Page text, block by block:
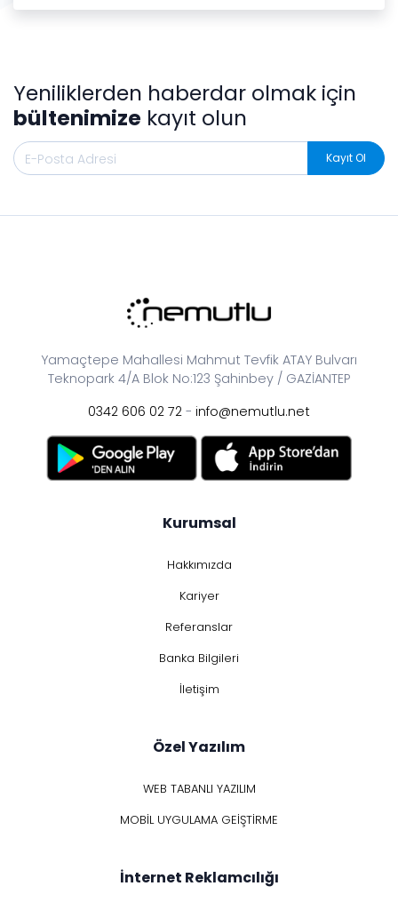
Yeniliklerden haberdar olmak için
bültenimize kayıt olun
Kayıt Ol
Yamaçtepe Mahallesi Mahmut Tevfik ATAY Bulvarı
Teknopark 4/A Blok No:123 Şahinbey / GAZİANTEP
0342 606 02 72 - info@nemutlu.net
Kurumsal
Hakkımızda
Kariyer
Referanslar
Banka Bilgileri
İletişim
Özel Yazılım
WEB TABANLI YAZILIM
MOBİL UYGULAMA GEİŞTİRME
İnternet Reklamcılığı